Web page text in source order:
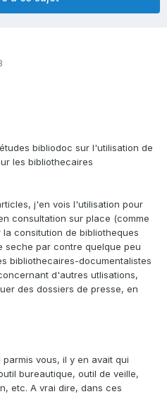
bibliodoc sur l'utilisation de
les bibliothecaires
j'en vois l'utilisation pour
consultation sur place (comme
consitution de bibliotheques
seche par contre quelque peu
bibliothecaires-documentalistes
d'autres utlisations,
des dossiers de presse, en
vous, il y en avait qui
bureautique, outil de veille,
etc. A vrai dire, dans ces